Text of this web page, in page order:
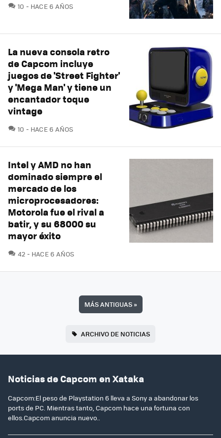
10 COMENTARIOS
HACE 6 AÑOS
La nueva consola retro
de Capcom incluye
juegos de 'Street Fighter'
y 'Mega Man' y tiene un
encantador toque
vintage
10 COMENTARIOS
HACE 6 AÑOS
Intel y AMD no han
dominado siempre el
mercado de los
microprocesadores:
Motorola fue el rival a
batir, y su 68000 su
mayor éxito
42 COMENTARIOS
HACE 6 AÑOS
MÁS ANTIGUAS»
ARCHIVO DE NOTICIAS
Noticias de Capcom en Xataka
Capcom:El peso de Playstation 6 lleva a Sony a abandonar los
ports de PC. Mientras tanto, Capcom hace una fortuna con
ellos.Capcom anuncia nuevo..